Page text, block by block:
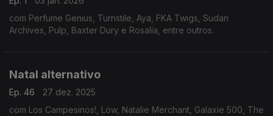
com Perfume Genius, Turnstile, Aya, FKA Twigs, Sudan
Archives, Pulp, Baxter Dury e Rosalía, entre outros.
Natal alternativo
Ep. 46
27 dez. 2025
com Los Campesinos!, Low, Natalie Merchant, Galaxie 500, The